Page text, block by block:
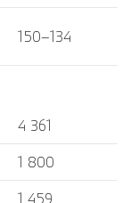
150–134
4 361
1 800
1 459